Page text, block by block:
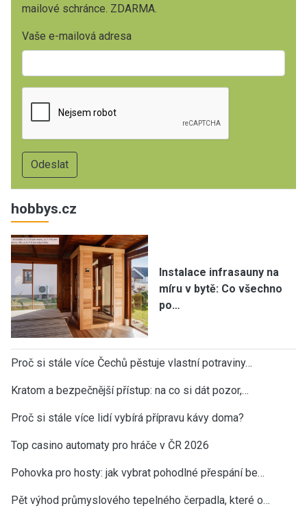
mailové schránce. ZDARMA.
Vaše e-mailová adresa
hobbys.cz
Instalace infrasauny na
míru v bytě: Co všechno
po…
Proč si stále více Čechů pěstuje vlastní potraviny…
Kratom a bezpečnější přístup: na co si dát pozor,…
Proč si stále více lidí vybírá přípravu kávy doma?
Top casino automaty pro hráče v ČR 2026
Pohovka pro hosty: jak vybrat pohodlné přespání be…
Pět výhod průmyslového tepelného čerpadla, které o…